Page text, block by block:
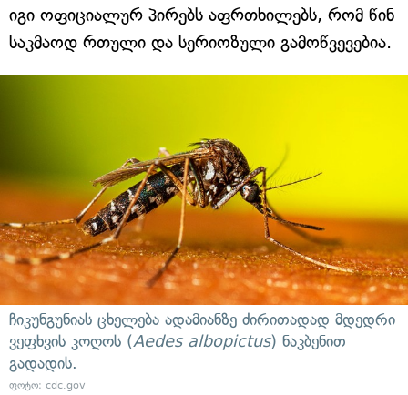
იგი ოფიციალურ პირებს აფრთხილებს, რომ წინ
საკმაოდ რთული და სერიოზული გამოწვევებია.
ჩიკუნგუნიას ცხელება ადამიანზე ძირითადად მდედრი
ვეფხვის კოღოს (Aedes albopictus) ნაკბენით
გადადის.
ფოტო: cdc.gov